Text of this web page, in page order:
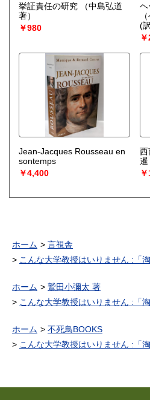
挙証責任の研究
（中島弘道
著）
￥980
ヘ
(
Jean-Jacques Rousseau en
sontemps
￥4,400
西
暹
ホーム
言視舎
こんな大学教授はいりません :「
ホーム
鷲田小彌太 著
こんな大学教授はいりません :「
ホーム
不死鳥BOOKS
こんな大学教授はいりません :「